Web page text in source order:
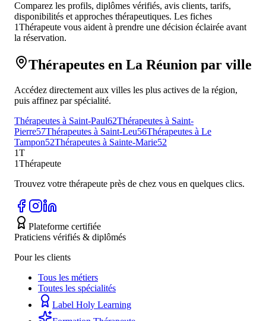
Comparez les profils, diplômes vérifiés, avis clients, tarifs,
disponibilités et approches thérapeutiques. Les fiches
1Thérapeute vous aident à prendre une décision éclairée avant
la réservation.
Thérapeutes en La Réunion par ville
Accédez directement aux villes les plus actives de la région,
puis affinez par spécialité.
Thérapeutes à Saint-Paul62Thérapeutes à Saint-
Pierre57Thérapeutes à Saint-Leu56Thérapeutes à Le
Tampon52Thérapeutes à Sainte-Marie52
1T
1Thérapeute
Trouvez votre thérapeute près de chez vous en quelques clics.
Plateforme certifiée
Praticiens vérifiés & diplômés
Pour les clients
Tous les métiers
Toutes les spécialités
Label Holy Learning